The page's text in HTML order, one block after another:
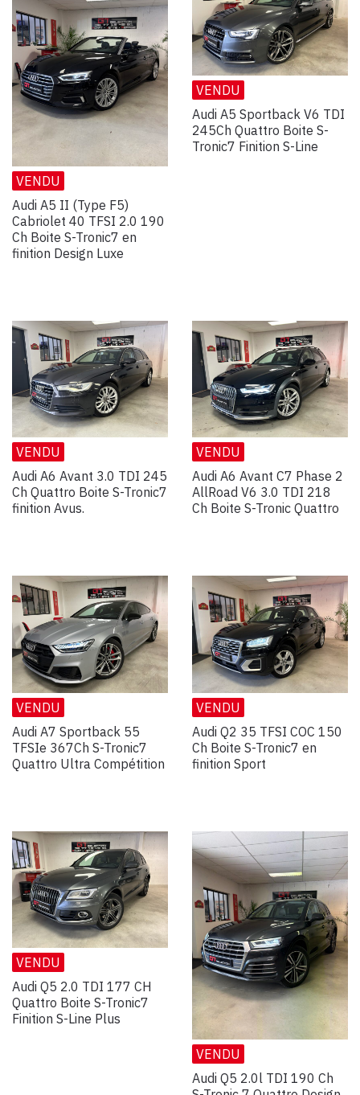
VENDU
Audi A5 II (Type F5)
Cabriolet 40 TFSI 2.0 190
Ch Boite S-Tronic7 en
finition Design Luxe
VENDU
Audi A5 Sportback V6 TDI
245Ch Quattro Boite S-
Tronic7 Finition S-Line
VENDU
Audi A6 Avant 3.0 TDI 245
Ch Quattro Boite S-Tronic7
finition Avus.
VENDU
Audi A6 Avant C7 Phase 2
AllRoad V6 3.0 TDI 218
Ch Boite S-Tronic Quattro
VENDU
Audi A7 Sportback 55
TFSIe 367Ch S-Tronic7
Quattro Ultra Compétition
VENDU
Audi Q2 35 TFSI COC 150
Ch Boite S-Tronic7 en
finition Sport
VENDU
Audi Q5 2.0 TDI 177 CH
Quattro Boite S-Tronic7
Finition S-Line Plus
VENDU
Audi Q5 2.0l TDI 190 Ch